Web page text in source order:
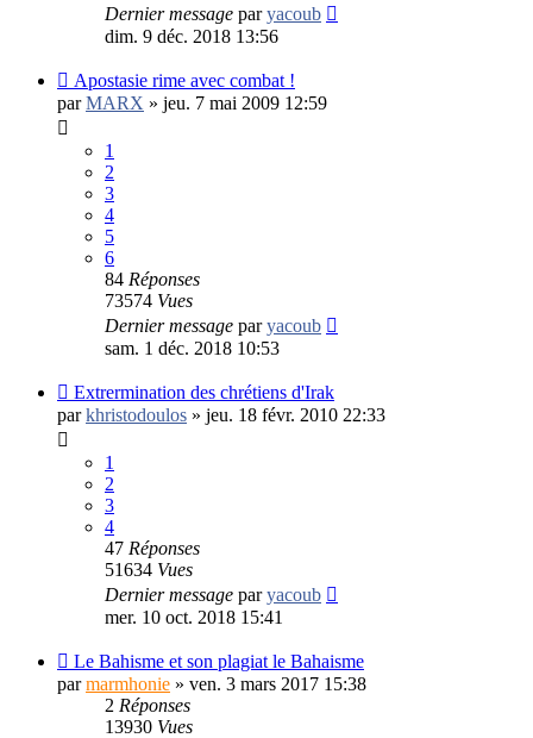
Dernier message paryacoub
dim. 9 déc. 2018 13:56
Apostasie rime avec combat !
parMARX » jeu. 7 mai 2009 12:59
1
2
3
4
5
6
84 Réponses
73574 Vues
Dernier message paryacoub
sam. 1 déc. 2018 10:53
Extrermination des chrétiens d'Irak
parkhristodoulos » jeu. 18 févr. 2010 22:33
1
2
3
4
47 Réponses
51634 Vues
Dernier message paryacoub
mer. 10 oct. 2018 15:41
Le Bahisme et son plagiat le Bahaisme
parmarmhonie » ven. 3 mars 2017 15:38
2 Réponses
13930 Vues